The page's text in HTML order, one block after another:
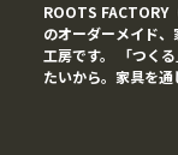
ROOTS FACTORY
のオーダーメイド
工房です。 「つく
たいから。家具を通